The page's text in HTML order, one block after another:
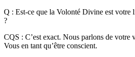
Q : Est-ce que la Volonté Divine est votre
?
CQS : C’est exact. Nous parlons de votre
Vous en tant qu’être conscient.